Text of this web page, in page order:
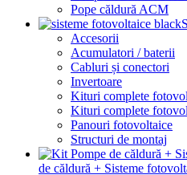
Pope căldură ACM
Accesorii
Acumulatori / baterii
Cabluri și conectori
Invertoare
Kituri complete
Kituri complete
Panouri fotovoltaice
Structuri de montaj
de căldură + Sisteme